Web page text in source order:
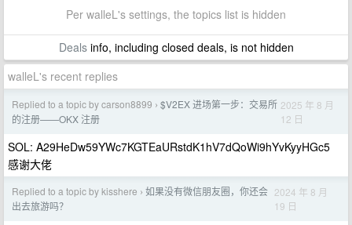
Per walleL's settings, the topics list is hidden
Dealsinfo, including closed deals, is not hidden
walleL's recent replies
Replied to a topic by carson8899 › $V2EX 进场第一步：交易所
的注册——OKX 注册
2025 年 8 月
12 日
SOL: A29HeDw59YWc7KGTEaURstdK1hV7dQoWi9hYvKyyHGc5
感谢大佬
Replied to a topic by kisshere › 如果没有微信朋友圈，你还会
出去旅游吗？
2024 年 8 月
19 日